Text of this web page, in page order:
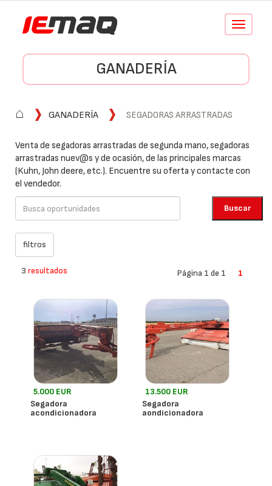
Conmutar
GANADERÍA
⌂ GANADERÍA SEGADORAS ARRASTRADAS
Venta de segadoras arrastradas de segunda mano, segadoras
arrastradas nuev@s y de ocasión, de las principales marcas
(Kuhn, John deere, etc.). Encuentre su oferta y contacte con
el vendedor.
3 resultados Página 1 de 1 1
5.000 EUR
Segadora
acondicionadora
- España
13.500 EUR
Segadora
aondicionadora
- España